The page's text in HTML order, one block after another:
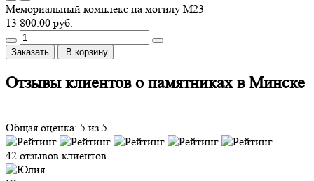
Мемориальный комплекс на могилу М23
13 800.00 руб.
Заказать В корзину
Отзывы клиентов о памятниках в Минске
Общая оценка: 5 из 5
42 отзывов клиентов